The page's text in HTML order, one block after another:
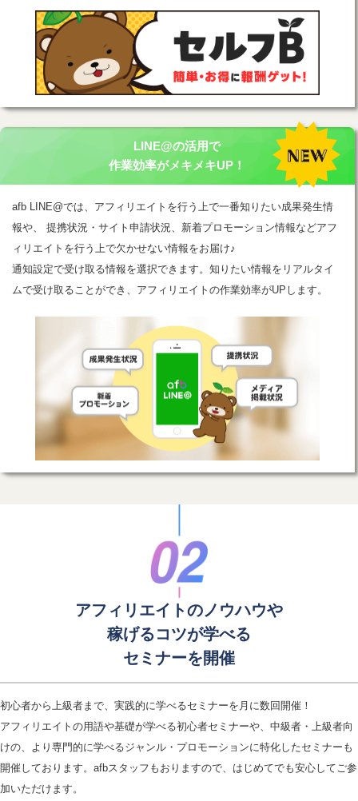
LINE@の活用で
作業効率がメキメキUP！
afb LINE@では、アフィリエイトを行う上で一番知りたい成果発生情
報や、 提携状況・サイト申請状況、新着プロモーション情報などアフ
ィリエイトを行う上で欠かせない情報をお届け♪
通知設定で受け取る情報を選択できます。知りたい情報をリアルタイ
ムで受け取ることができ、アフィリエイトの作業効率がUPします。
アフィリエイトのノウハウや
稼げるコツが学べる
セミナーを開催
初心者から上級者まで、実践的に学べるセミナーを月に数回開催！
アフィリエイトの用語や基礎が学べる初心者セミナーや、中級者・上級者向
けの、より専門的に学べるジャンル・プロモーションに特化したセミナーも
開催しております。afbスタッフもおりますので、はじめてでも安心してご参
加いただけます。